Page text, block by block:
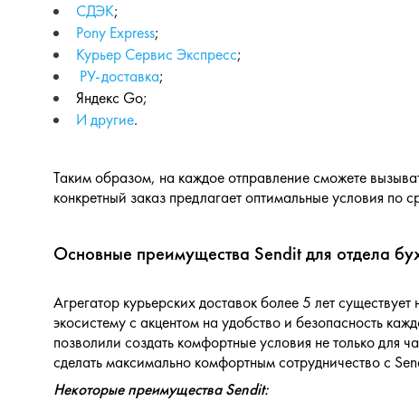
СДЭК;
Pony Express;
Курьер Сервис Экспресс;
РУ-доставка;
Яндекс Go;
И другие.
Таким образом, на каждое отправление сможете
конкретный заказ предлагает оптимальные условия по
Основные преимущества Sendit для отдела
Агрегатор курьерских доставок более 5 лет
экосистему с акцентом на удобство и безопасность
позволили создать комфортные условия не только для
сделать максимально комфортным сотрудничество с
Некоторые преимущества Sendit: